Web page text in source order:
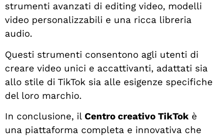
strumenti avanzati di editing video, modelli
video personalizzabili e una ricca libreria
audio.
Questi strumenti consentono agli utenti di
creare video unici e accattivanti, adattati sia
allo stile di TikTok sia alle esigenze specifiche
del loro marchio.
In conclusione, il Centro creativo TikTok è
una piattaforma completa e innovativa che